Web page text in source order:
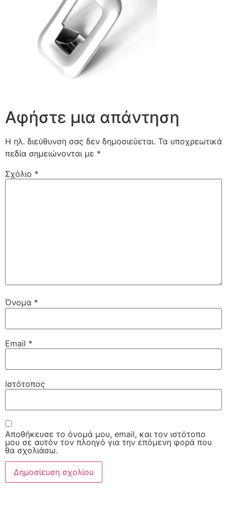
Αφήστε μια απάντηση
Η ηλ. διεύθυνση σας δεν δημοσιεύεται. Τα υποχρεωτικά
πεδία σημειώνονται με *
Σχόλιο *
Όνομα *
Email *
Ιστότοπος
Αποθήκευσε το όνομά μου, email, και τον ιστότοπο
μου σε αυτόν τον πλοηγό για την επόμενη φορά που
θα σχολιάσω.